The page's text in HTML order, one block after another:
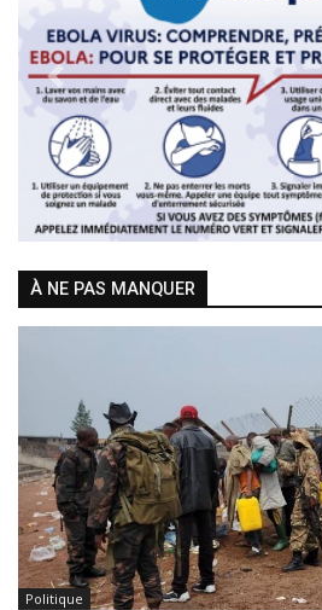
Previous
À NE PAS MANQUER
Politique